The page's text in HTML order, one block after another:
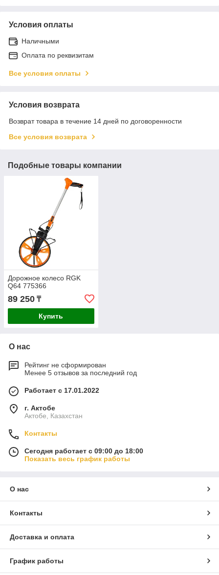
Условия оплаты
Наличными
Оплата по реквизитам
Все условия оплаты
Условия возврата
Возврат товара в течение 14 дней по договоренности
Все условия возврата
Подобные товары компании
Дорожное колесо RGK
Q64 775366
89 250 ₸
Купить
О нас
Рейтинг не сформирован
Менее 5 отзывов за последний год
Работает с 17.01.2022
г. Актобе
Актобе, Казахстан
Контакты
Сегодня работает с 09:00 до 18:00
Показать весь график работы
О нас
Контакты
Доставка и оплата
График работы